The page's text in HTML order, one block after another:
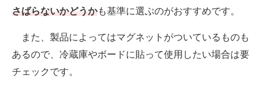
さばらないかどうかも基準に選ぶのがおすすめです。
また、製品によってはマグネットがついているものも
あるので、冷蔵庫やボードに貼って使用したい場合は要
チェックです。